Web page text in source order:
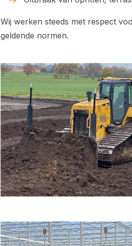
Wij werken steeds met respect
geldende normen.